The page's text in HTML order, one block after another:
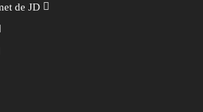
de JD